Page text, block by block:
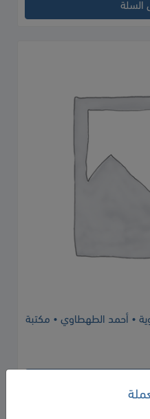
السلة
• أحمد الطهطاوي • مكتبة